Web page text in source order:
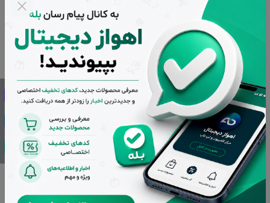
دیجیتال به بازار عرضه شده و در اختیار شما کاربران عزیز قرار گرفته
این محصول از نوع رومیزی بوده و قابلیت تاشو هم حمل راحت را
برایتان میسر کرده است.
با انواع برندهای گوشی‌همراه و تبلت سازگار بوده و قابل استفاده برای
دستگاه‌هایی در سایز 4 تا 12.9 اینچ است.
قابلیت حمل آسان : پلاستیک ABS و پلی‌کربنات‌نسوز موادی هستند
که بخش اصلی بدنه این پایه نگهدارنده گوشی را تشکیل داده‌اند؛